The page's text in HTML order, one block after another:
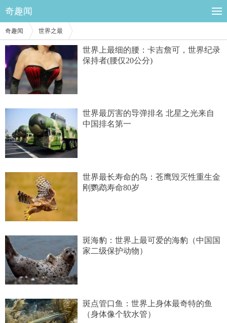
奇趣闻
奇趣闻 世界之最
世界上最细的腰：卡吉詹可，世界纪录
保持者(腰仅20公分)
世界最厉害的导弹排名 北星之光来自
中国排名第一
世界最长寿命的鸟：苍鹰毁灭性重生金
刚鹦鹉寿命80岁
斑海豹：世界上最可爱的海豹（中国国
家二级保护动物）
斑点管口鱼：世界上身体最奇特的鱼
（身体像个软水管）